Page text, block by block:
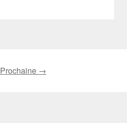
Prochaine →